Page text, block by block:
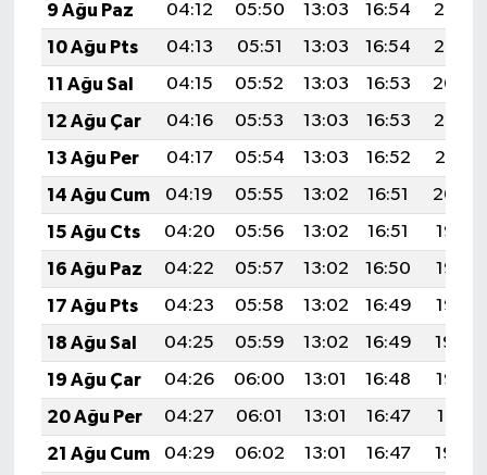
9 Ağu Paz
04:12 05:50 13:03 16:54
20:06
10 Ağu Pts
04:13 05:51 13:03 16:54
20:05
11 Ağu Sal
04:15 05:52 13:03 16:53
20:04
12 Ağu Çar
04:16 05:53 13:03 16:53
20:02
13 Ağu Per
04:17 05:54 13:03 16:52
20:01
14 Ağu Cum
04:19 05:55 13:02 16:51
20:00
15 Ağu Cts
04:20 05:56 13:02 16:51
19:58
16 Ağu Paz
04:22 05:57 13:02 16:50
19:57
17 Ağu Pts
04:23 05:58 13:02 16:49
19:56
18 Ağu Sal
04:25 05:59 13:02 16:49
19:54
19 Ağu Çar
04:26 06:00 13:01 16:48
19:53
20 Ağu Per
04:27 06:01 13:01 16:47
19:51
21 Ağu Cum
04:29 06:02 13:01 16:47 19:50